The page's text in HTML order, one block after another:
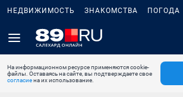
НЕДВИЖИМОСТЬ ЗНАКОМСТВА ПОГОДА
На информационном ресурсе применяются cookie-
файлы. Оставаясь на сайте, вы подтверждаете свое
согласиена их использование.